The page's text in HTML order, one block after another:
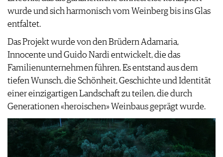
WERBUNG
PRESSE
IMPRESSUM
AGB & DATENSCHUTZ
FAQ
wurde und sich harmonisch vom Weinberg bis ins Glas
entfaltet.
Das Projekt wurde von den Brüdern Adamaria,
Innocente und Guido Nardi entwickelt, die das
Familienunternehmen führen. Es entstand aus dem
tiefen Wunsch, die Schönheit, Geschichte und Identität
einer einzigartigen Landschaft zu teilen, die durch
Generationen «heroischen» Weinbaus geprägt wurde.